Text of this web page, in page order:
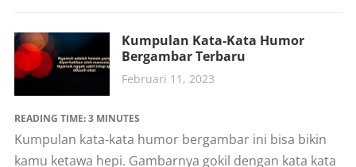
Kumpulan Kata-Kata Humor
Bergambar Terbaru
Februari 11, 2023
READING TIME:3 MINUTES
Kumpulan kata-kata humor bergambar ini bisa bikin
kamu ketawa hepi. Gambarnya gokil dengan kata kata